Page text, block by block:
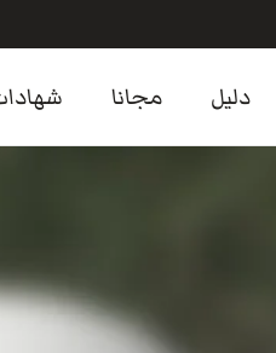
دليل مجانا